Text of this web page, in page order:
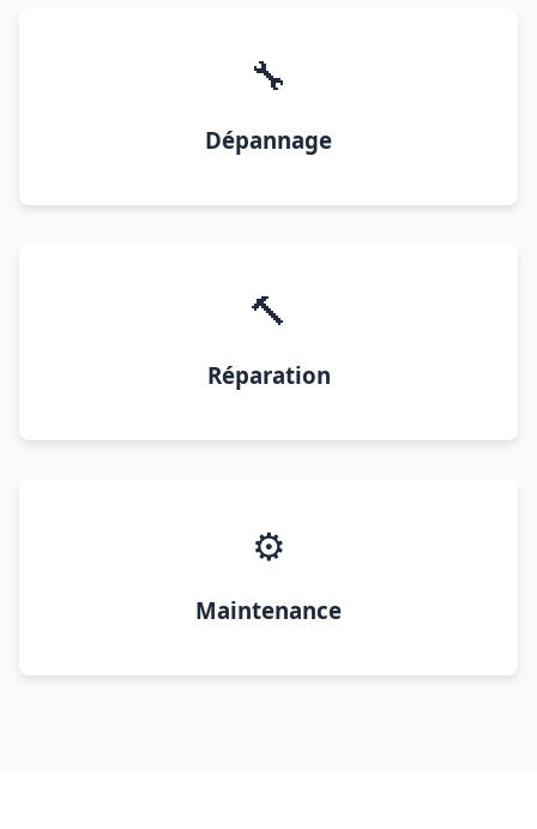
🔧
Dépannage
🔨
Réparation
⚙️
Maintenance